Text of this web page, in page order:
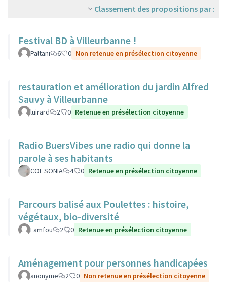
Classement des propositions par :
Festival BD à Villeurbanne !
Paltani 6 0 Non retenue en présélection citoyenne
restauration et amélioration du jardin Alfred
Sauvy à Villeurbanne
luirard 2 0 Retenue en présélection citoyenne
Radio BuersVibes une radio qui donne la
parole à ses habitants
COL SONIA 4 0 Retenue en présélection citoyenne
Parcours balisé aux Poulettes : histoire,
végétaux, bio-diversité
Lamfou 2 0 Retenue en présélection citoyenne
Aménagement pour personnes handicapées
anonyme 2 0 Non retenue en présélection citoyenne